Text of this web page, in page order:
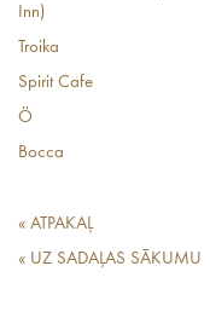
Inn)
Troika
Spirit Cafe
Ö
Bocca
« ATPAKAĻ
« UZ SADAĻAS SĀKUMU